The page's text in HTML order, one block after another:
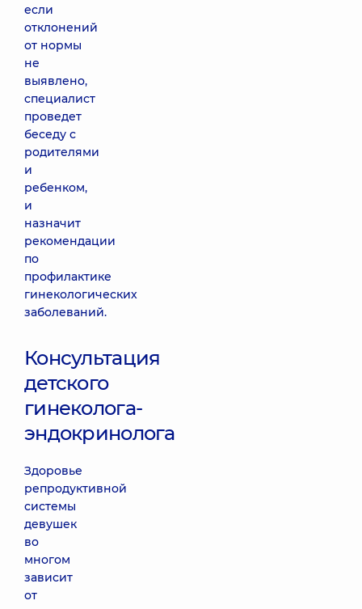
если
отклонений
от нормы
не
выявлено,
специалист
проведет
беседу с
родителями
и
ребенком,
и
назначит
рекомендации
по
профилактике
гинекологических
заболеваний.
Консультация
детского
гинеколога-
эндокринолога
Здоровье
репродуктивной
системы
девушек
во
многом
зависит
от